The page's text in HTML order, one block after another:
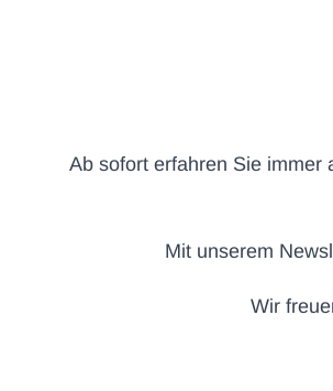
Ab sofort erfahren Sie immer
Mit unserem
Wir